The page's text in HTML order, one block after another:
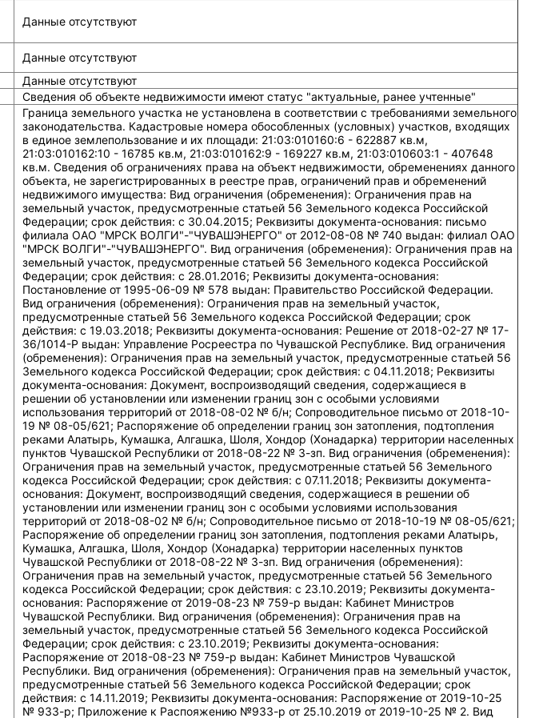
Данные отсутствуют
Данные отсутствуют
Данные отсутствуют
Сведения об объекте недвижимости имеют статус "актуальные, ранее учтенные"
Граница земельного участка не установлена в соответствии с требованиями земельного законодательства. Кадастровые номера обособленных (условных) участков, входящих в единое землепользование и их площади: 21:03:010160:6 - 622887 кв.м, 21:03:010162:10 - 16785 кв.м, 21:03:010162:9 - 169227 кв.м, 21:03:010603:1 - 407648 кв.м. Сведения об ограничениях права на объект недвижимости, обременениях данного объекта, не зарегистрированных в реестре прав, ограничений прав и обременений недвижимого имущества: Вид ограничения (обременения): Ограничения прав на земельный участок, предусмотренные статьей 56 Земельного кодекса Российской Федерации; срок действия: c 30.04.2015; Реквизиты документа-основания: письмо филиала ОАО "МРСК ВОЛГИ"-"ЧУВАШЭНЕРГО" от 2012-08-08 № 740 выдан: филиал ОАО "МРСК ВОЛГИ"-"ЧУВАШЭНЕРГО". Вид ограничения (обременения): Ограничения прав на земельный участок, предусмотренные статьей 56 Земельного кодекса Российской Федерации; срок действия: c 28.01.2016; Реквизиты документа-основания: Постановление от 1995-06-09 № 578 выдан: Правительство Российской Федерации. Вид ограничения (обременения): Ограничения прав на земельный участок, предусмотренные статьей 56 Земельного кодекса Российской Федерации; срок действия: c 19.03.2018; Реквизиты документа-основания: Решение от 2018-02-27 № 17-36/1014-Р выдан: Управление Росреестра по Чувашской Республике. Вид ограничения (обременения): Ограничения прав на земельный участок, предусмотренные статьей 56 Земельного кодекса Российской Федерации; срок действия: c 04.11.2018; Реквизиты документа-основания: Документ, воспроизводящий сведения, содержащиеся в решении об установлении или изменении границ зон с особыми условиями использования территорий от 2018-08-02 № б/н; Сопроводительное письмо от 2018-10-19 № 08-05/621; Распоряжение об определении границ зон затопления, подтопления реками Алатырь, Кумашка, Алгашка, Шоля, Хондор (Хонадарка) территории населенных пунктов Чувашской Республики от 2018-08-22 № 3-зп. Вид ограничения (обременения): Ограничения прав на земельный участок, предусмотренные статьей 56 Земельного кодекса Российской Федерации; срок действия: c 07.11.2018; Реквизиты документа-основания: Документ, воспроизводящий сведения, содержащиеся в решении об установлении или изменении границ зон с особыми условиями использования территорий от 2018-08-02 № б/н; Сопроводительное письмо от 2018-10-19 № 08-05/621; Распоряжение об определении границ зон затопления, подтопления реками Алатырь, Кумашка, Алгашка, Шоля, Хондор (Хонадарка) территории населенных пунктов Чувашской Республики от 2018-08-22 № 3-зп. Вид ограничения (обременения): Ограничения прав на земельный участок, предусмотренные статьей 56 Земельного кодекса Российской Федерации; срок действия: c 23.10.2019; Реквизиты документа-основания: Распоряжение от 2019-08-23 № 759-р выдан: Кабинет Министров Чувашской Республики. Вид ограничения (обременения): Ограничения прав на земельный участок, предусмотренные статьей 56 Земельного кодекса Российской Федерации; срок действия: c 23.10.2019; Реквизиты документа-основания: Распоряжение от 2018-08-23 № 759-р выдан: Кабинет Министров Чувашской Республики. Вид ограничения (обременения): Ограничения прав на земельный участок, предусмотренные статьей 56 Земельного кодекса Российской Федерации; срок действия: c 14.11.2019; Реквизиты документа-основания: Распоряжение от 2019-10-25 № 933-р; Приложение к Распояжению №933-р от 25.10.2019 от 2019-10-25 № 2. Вид ограничения (обременения): Ограничения прав на земельный участок, предусмотренные статьей 56 Земельного кодекса Российской Федерации; срок действия: c 08.05.2020; Реквизиты документа-основания: Приказ об утверждении зон с особыми условиями использования на территории Чувашской Республики от 2017-11-08 № 1100. Вид ограничения (обременения): Ограничения прав на земельный участок, предусмотренные статьей 56 Земельного кодекса Российской Федерации; срок действия: c 14.05.2020; Реквизиты документа-основания: Описание местоположения границ объекта от 2019-09-27 № б/н; Решение об установлении размера санитарно-защитной зоны АЗС №21-003 Регионального отделения Приволжье ООО "Башнефть-Розница" по адресу: ЧР, г.Алатырь, ул.Гагарина, д.1в от 2019-12-10 № Р/36-У выдан: Управление Федеральной службы по надзору в сфере защиты прав потребителей и благополучия человека по Чувашской Республике. Вид ограничения (обременения): Ограничения прав на земельный участок, предусмотренные статьей 56 Земельного кодекса Российской Федерации; срок действия: c 14.05.2020; Реквизиты документа-основания: Приказ об утверждении зон с особыми условиями использования на территории Чувашской Республики от 2017-11-08 № 1100 выдан: Министерство природных ресурсов и экологии Чувашской Республики. Вид ограничения (обременения): Ограничения прав на земельный участок, предусмотренные статьей 56 Земельного кодекса Российской Федерации; срок действия: c 08.09.2020; Реквизиты документа-основания: Распоряжение от 2020-05-25 № 610-р выдан: Министерство экономического развития и имущественных отношений Чувашской Республики . Вид ограничения (обременения): Ограничения прав на земельный участок, предусмотренные статьей 56 Земельного кодекса Российской Федерации; срок действия: c 13.10.2020; Реквизиты документа-основания: Решение от 2020-09-09 № 17-36/1673н-Р выдан: Управление Федеральной службы государственной регистрации , кадастра и картографии по Чувашской Республике . Вид ограничения (обременения): Ограничения прав на земельный участок, предусмотренные статьей 56 Земельного кодекса Российской Федерации; срок действия: c 14.10.2020; Реквизиты документа-основания: Решение от 2020-09-22 № 17-36/1741н-Р выдан: Управление Федеральной службы государственной регистрации , кадастра и картографии по Чувашской Республике . Вид ограничения (обременения): Ограничения прав на земельный участок, предусмотренные статьей 56 Земельного кодекса Российской Федерации; срок действия: c 15.10.2020; Реквизиты документа-основания: Описание местоположения границ объекта от 2020-09-09 № б/н; Решение об установлении охранной зоны пункта государственной нивелирной сети от 2020-09-09 № 17-36/1667н-Р выдан: Управление Федеральной службы государственной регистрации , кадастра и картографии по Чувашской Республике. Вид ограничения (обременения): Ограничения прав на земельный участок, предусмотренные статьей 56 Земельного кодекса Российской Федерации; срок действия: c 19.10.2020; Реквизиты документа-основания: Описание местоположения границ объекта от 2020-09-09 № б/н; Решение об установлении охранной зоны пункта государственной нивелирной сети от 2020-09-09 № 17-36/1670н-Р выдан: Управление Федеральной службы государственной регистрации , кадастра и картографии по Чувашской Республике. Вид ограничения (обременения): Ограничения прав на земельный участок, предусмотренные статьей 56 Земельного кодекса Российской Федерации; срок действия: c 20.10.2020; Реквизиты документа-основания: Описание местоположения границ объекта от 2020-09-09 № б/н; Решение об установлении охранной зоны пункта государственной нивелирной сети от 2020-09-09 № 17-36/1669н-Р выдан: Управление Федеральной службы государственной регистрации , кадастра и картографии по Чувашской Республике. Вид ограничения (обременения): Ограничения прав на земельный участок, предусмотренные статьей 56 Земельного кодекса Российской Федерации; срок действия: c 22.10.2020; Реквизиты документа-основания: Описание местоположения границ объекта от 2020-09-09 № б/н; Решение об установлении охранной зоны пункта государственной нивелирной сети от 2020-09-09 № 17-36/1672н-Р выдан: Управление Федеральной службы государственной регистрации , кадастра и картографии по Чувашской Республике. Вид ограничения (обременения): Ограничения прав на земельный участок, предусмотренные статьей 56 Земельного кодекса Российской Федерации; срок действия: c 23.10.2020; Реквизиты документа-основания: Описание местоположения границ объекта от 2020-09-09 № б/н; Решение об установлении охранной зоны пункта государственной нивелирной сети от 2020-09-09 № 17-36/1671н-